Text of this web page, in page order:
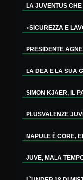
LA JUVENTUS
«SICUREZZA E
PRESIDENTE
LA DEA E LA SUA
SIMON KJAER, IL
PLUSVALENZE
NAPULE È CORE,
JUVE, MALA